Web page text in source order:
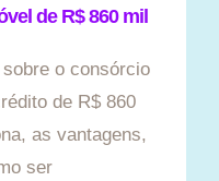
de R$ 860 mil
o consórcio
de R$ 860
as vantagens,
ser